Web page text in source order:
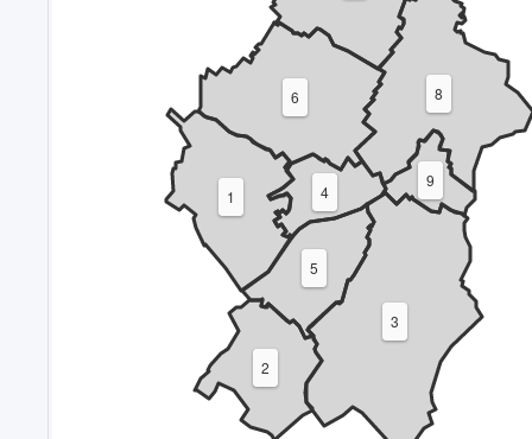
1
2
3
4
5
6 8
9